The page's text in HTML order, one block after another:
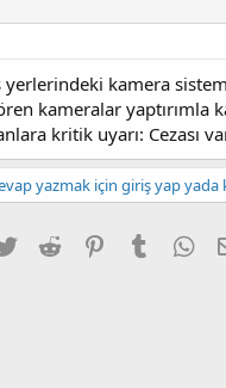
kamera
kameralar yaptırımla
kritik uyarı: Cezası
yazmak için giriş yap yada
Twitter Reddit PinterestTumblr